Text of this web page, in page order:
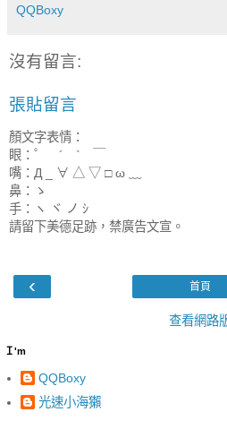
QQBoxy
沒有留言:
張貼留言
顏文字表情：
眼：゜ ´ ` ￣
嘴：Д _ ∀ △ ▽ □ ω ﹏
鼻：ゝ
手：ヽ ヾ ノ ｼ
請留下美德足跡，禁廣告文宣。
‹ 首頁
查看網路
Ｉ'm
QQBoxy
光速小海獺